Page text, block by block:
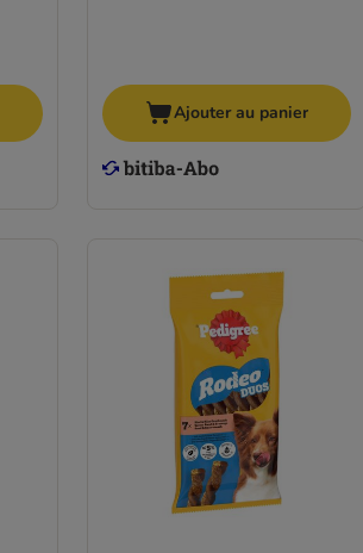
Ajouter au panier